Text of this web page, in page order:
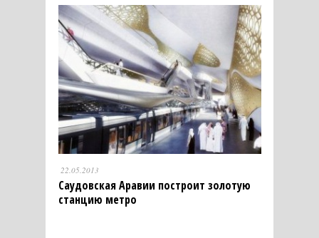
22.05.2013
Саудовская Аравии построит золотую
станцию метро